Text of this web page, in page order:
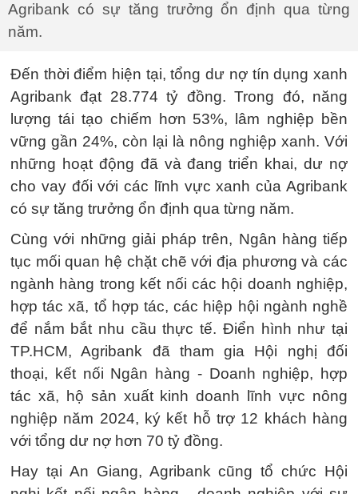
Agribank có sự tăng trưởng ổn định qua từng
năm.
Đến thời điểm hiện tại, tổng dư nợ tín dụng xanh
Agribank đạt 28.774 tỷ đồng. Trong đó, năng
lượng tái tạo chiếm hơn 53%, lâm nghiệp bền
vững gần 24%, còn lại là nông nghiệp xanh. Với
những hoạt động đã và đang triển khai, dư nợ
cho vay đối với các lĩnh vực xanh của Agribank
có sự tăng trưởng ổn định qua từng năm.
Cùng với những giải pháp trên, Ngân hàng tiếp
tục mối quan hệ chặt chẽ với địa phương và các
ngành hàng trong kết nối các hội doanh nghiệp,
hợp tác xã, tổ hợp tác, các hiệp hội ngành nghề
để nắm bắt nhu cầu thực tế. Điển hình như tại
TP.HCM, Agribank đã tham gia Hội nghị đối
thoại, kết nối Ngân hàng - Doanh nghiệp, hợp
tác xã, hộ sản xuất kinh doanh lĩnh vực nông
nghiệp năm 2024, ký kết hỗ trợ 12 khách hàng
với tổng dư nợ hơn 70 tỷ đồng.
Hay tại An Giang, Agribank cũng tổ chức Hội